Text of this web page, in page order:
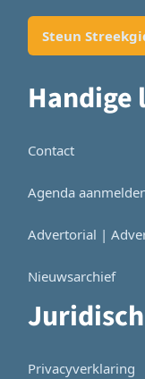
Steun
Handige
Contact
Agenda
Advertorial |
Nieuwsarchief
Juridisch
Privacyverklaring